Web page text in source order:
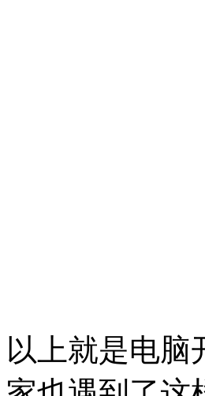
以上就是电脑